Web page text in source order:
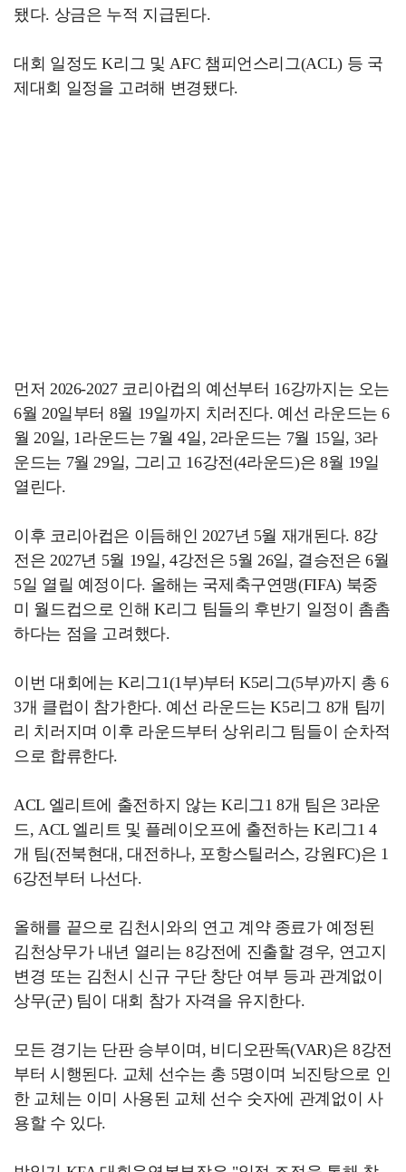
됐다. 상금은 누적 지급된다.
대회 일정도 K리그 및 AFC 챔피언스리그(ACL) 등 국
제대회 일정을 고려해 변경됐다.
먼저 2026-2027 코리아컵의 예선부터 16강까지는 오는
6월 20일부터 8월 19일까지 치러진다. 예선 라운드는 6
월 20일, 1라운드는 7월 4일, 2라운드는 7월 15일, 3라
운드는 7월 29일, 그리고 16강전(4라운드)은 8월 19일
열린다.
이후 코리아컵은 이듬해인 2027년 5월 재개된다. 8강
전은 2027년 5월 19일, 4강전은 5월 26일, 결승전은 6월
5일 열릴 예정이다. 올해는 국제축구연맹(FIFA) 북중
미 월드컵으로 인해 K리그 팀들의 후반기 일정이 촘촘
하다는 점을 고려했다.
이번 대회에는 K리그1(1부)부터 K5리그(5부)까지 총 6
3개 클럽이 참가한다. 예선 라운드는 K5리그 8개 팀끼
리 치러지며 이후 라운드부터 상위리그 팀들이 순차적
으로 합류한다.
ACL 엘리트에 출전하지 않는 K리그1 8개 팀은 3라운
드, ACL 엘리트 및 플레이오프에 출전하는 K리그1 4
개 팀(전북현대, 대전하나, 포항스틸러스, 강원FC)은 1
6강전부터 나선다.
올해를 끝으로 김천시와의 연고 계약 종료가 예정된
김천상무가 내년 열리는 8강전에 진출할 경우, 연고지
변경 또는 김천시 신규 구단 창단 여부 등과 관계없이
상무(군) 팀이 대회 참가 자격을 유지한다.
모든 경기는 단판 승부이며, 비디오판독(VAR)은 8강전
부터 시행된다. 교체 선수는 총 5명이며 뇌진탕으로 인
한 교체는 이미 사용된 교체 선수 숫자에 관계없이 사
용할 수 있다.